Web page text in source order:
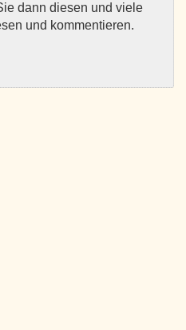
dann diesen und viele
und kommentieren.